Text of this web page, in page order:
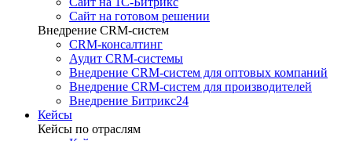
Сайт на готовом решении
Внедрение CRM-систем
CRM-консалтинг
Аудит CRM-системы
Внедрение CRM-систем для оптовых компаний
Внедрение CRM-систем для производителей
Внедрение Битрикс24
Кейсы
Кейсы по отраслям